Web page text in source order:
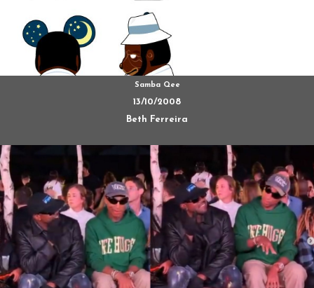
Samba Qee
13/10/2008
Beth Ferreira